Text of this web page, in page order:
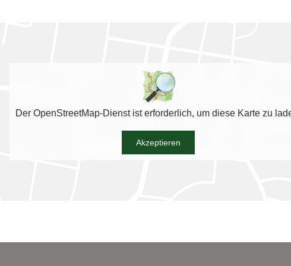
Der OpenStreetMap-Dienst ist erforderlich, um diese Karte zu
Akzeptieren